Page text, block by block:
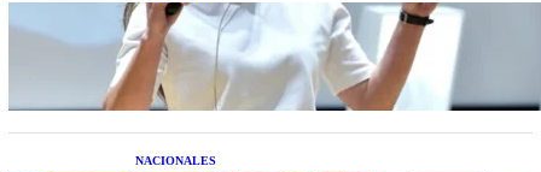
La startup creada por una salteña que busca
resolver el estrés financiero en Latinoamérica
NACIONALES